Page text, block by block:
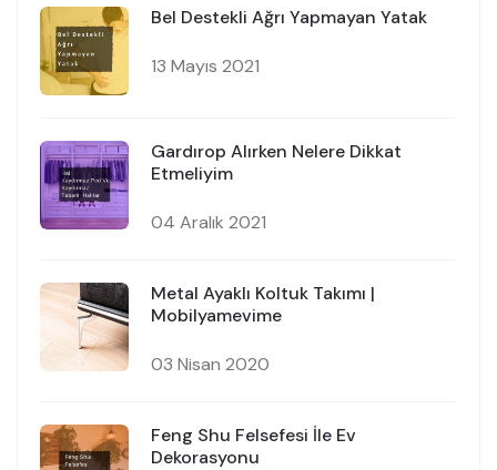
Bel Destekli Ağrı Yapmayan Yatak
13 Mayıs 2021
Gardırop Alırken Nelere Dikkat
Etmeliyim
04 Aralık 2021
Metal Ayaklı Koltuk Takımı |
Mobilyamevime
03 Nisan 2020
Feng Shu Felsefesi İle Ev
Dekorasyonu